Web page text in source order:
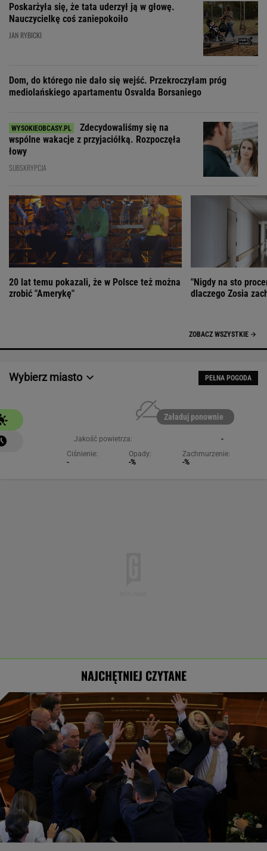
Poskarżyła się, że tata uderzył ją w głowę.
Nauczycielkę coś zaniepokoiło
JAN RYBICKI
Dom, do którego nie dało się wejść. Przekroczyłam próg
mediolańskiego apartamentu Osvalda Borsaniego
Zdecydowaliśmy się na
wspólne wakacje z przyjaciółką. Rozpoczęła
łowy
SUBSKRYPCJA
20 lat temu pokazali, że w Polsce też można
zrobić "Amerykę"
"Nigdy na sto
dlaczego Zosia
ZOBACZ WSZYSTKIE
Wybierz miasto PEŁNA POGODA
Załaduj ponownie
Jakość powietrza:
-
Ciśnienie:
-
Opady:
-%
Zachmurzenie:
-%
NAJCHĘTNIEJ CZYTANE